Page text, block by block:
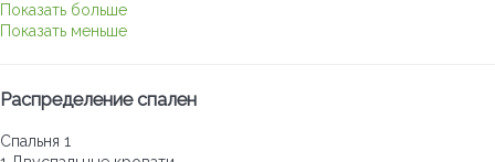
Показать больше
Показать меньше
Распределение спален
Спальня 1